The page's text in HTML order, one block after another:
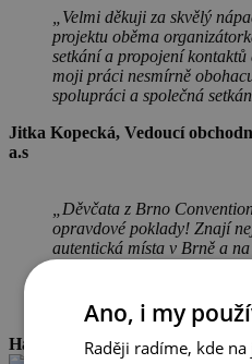
„Velmi děkuji za skvělý
projektu oběma
setkání a propojení
moji práci nesmírně
spolupráci a společná
Jitka Kopecká, Vedoucí
a.s
„Děvčata z Brno
opravdové poklady! Znají
autentická místa v Brně a
vysoká. Díky nim je pro mě
do Brna.“
Hana Gráfová,Generální
Ano, i my
Raději radíme, kde